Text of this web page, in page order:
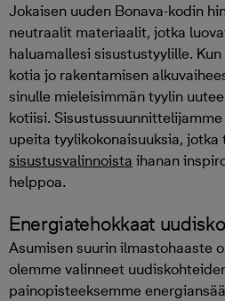
Jokaisen uuden Bonava-kodin
neutraalit materiaalit, jotka
haluamallesi sisustustyylille.
kotia jo rakentamisen
sinulle mieleisimmän tyylin
kotiisi.
upeita tyylikokonaisuuksia, jotka
sisustusvalinnoista ihanan
helppoa.
Energiatehokkaat
Asumisen suurin ilmastohaaste
olemme valinneet
painopisteeksemme